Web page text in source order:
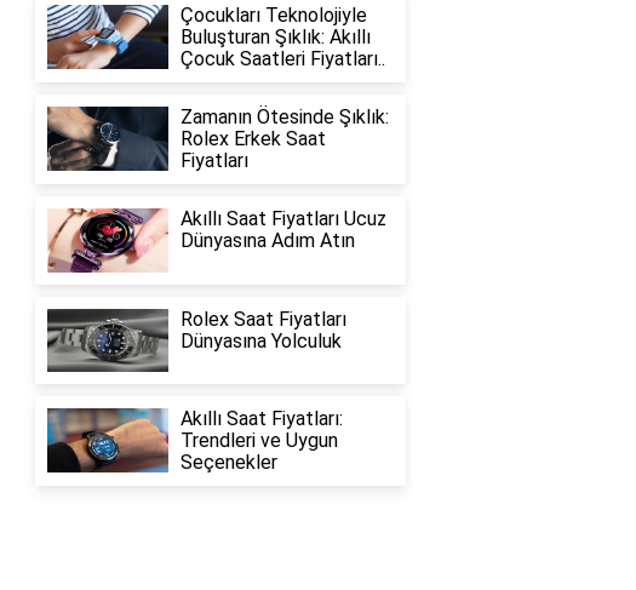
Çocukları Teknolojiyle
Buluşturan Şıklık: Akıllı
Çocuk Saatleri Fiyatları..
Zamanın Ötesinde Şıklık:
Rolex Erkek Saat
Fiyatları
Akıllı Saat Fiyatları Ucuz
Dünyasına Adım Atın
Rolex Saat Fiyatları
Dünyasına Yolculuk
Akıllı Saat Fiyatları:
Trendleri ve Uygun
Seçenekler